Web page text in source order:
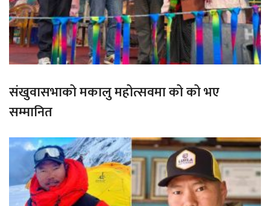
संखुवासभाको मकालु महोत्सवमा को को भए
सम्मानित